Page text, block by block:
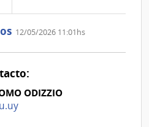
Nº
de
aclaración
1
12/05/2026 11:01hs
ODIZZIO